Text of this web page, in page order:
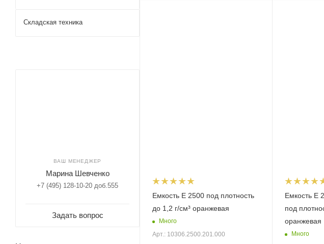
Емкость E 2500 под плотность
до 1,2 г/см³ оранжевая
Много
Арт.: 10306.2500.201.000
Емкость E
под
оранжевая
Много
Складская техника
ВАШ МЕНЕДЖЕР
Марина Шевченко
+7 (495) 128-10-20 доб.555
Задать вопрос